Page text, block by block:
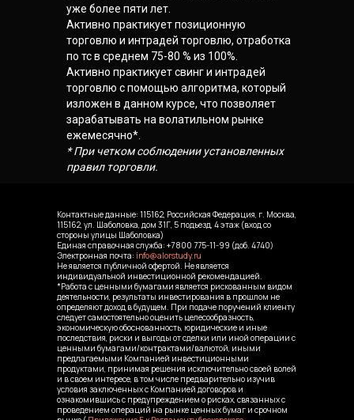
уже более пяти лет.
Активно практикует позиционную
торговлю и интрадей торговлю, отработка
по тс в среднем 75-80 % из 100%.
Активно практикует свинг и интрадей
торговлю с помощью алгоритма, который
изложен в данном курсе, что позволяет
зарабатывать на волатильном рынке
ежемесячно*.
* При четком соблюдении установленных
правил торговли.
Контактные данные: 115162, Российская Федерация, г. Москва,
115162, ул. Шаболовка, дом 31Г, 5 подъезд, 4 этаж (вход со
стороны улицы Шаболовка)
Единая справочная служба: +7 800 775-11-99 (доб. 4740)
Электронная почта: info@alorstudy.ru
Не является публичной офертой. Не является
индивидуальной инвестиционной рекомендацией.
*Работа с ценными бумагами является рискованным видом
деятельности, результаты инвестирования в прошлом не
определяют доход в будущем. При подаче поручений клиенту
следует самостоятельно оценить целесообразность,
экономическую обоснованность, юридические и иные
последствия, риски и выгоды от сделки или иной операции с
ценными бумагами/контрактами/валютой, иными
предлагаемыми Компанией инвестиционными
продуктами, принимая решения исключительно своей волей
и в своем интересе, в том числе предварительно изучив
условия заключенных с Компанией договоров и
ознакомившись с предупреждением о рисках, связанных с
проведением операций на рынке ценных бумаг и срочном